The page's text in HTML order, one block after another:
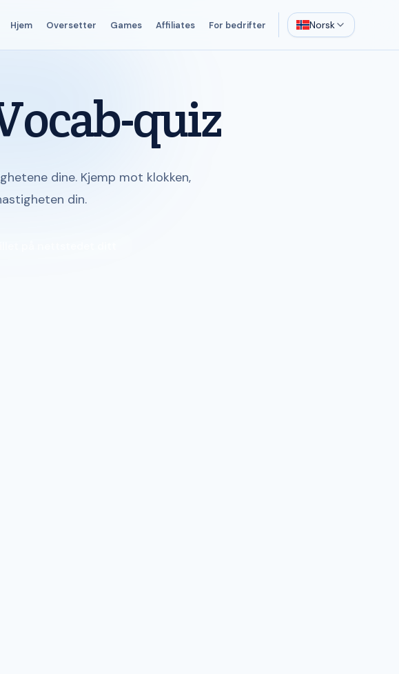
Hjem Oversetter Games Affiliates For bedrifter Norsk
quiz
dine. Kjemp mot klokken,
din.